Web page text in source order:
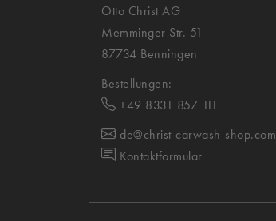
Otto Christ AG
Memminger Str. 51
87734 Benningen
Bestellungen:
+49 8331 857 111
de@christ-carwash-shop.com
Kontaktformular